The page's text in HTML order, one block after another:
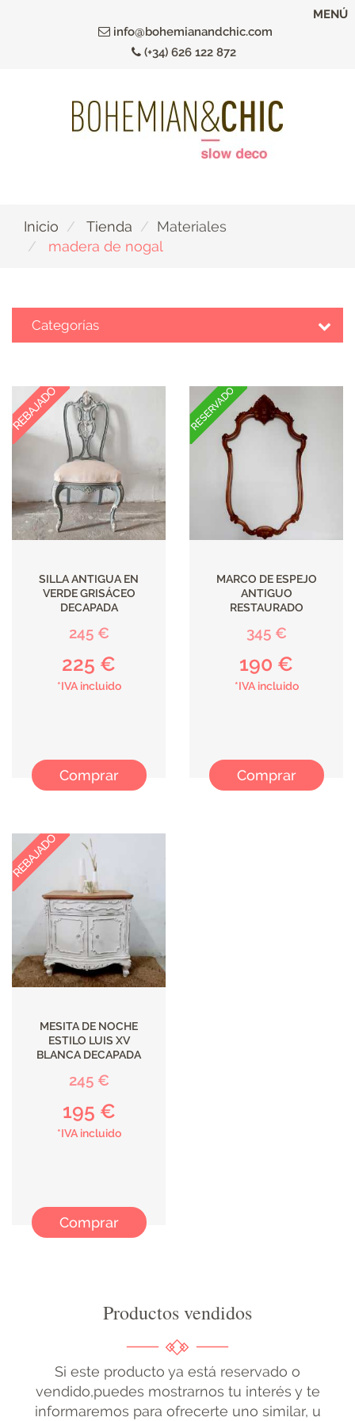
info@bohemianandchic.com
(+34) 626 122 872
MENÚ
Inicio Tienda
Materiales
madera de nogal
Categorías
DECORACIÓN
TEXTIL
DECOBODAS
MUEBLE
MUEBLE
SILLA ANTIGUA EN
VERDE GRISÁCEO
DECAPADA
245 €
225 €
*IVA incluido
Comprar
MARCO DE ESPEJO
ANTIGUO
RESTAURADO
345 €
190 €
*IVA incluido
Comprar
MESITA DE NOCHE
ESTILO LUIS XV
BLANCA DECAPADA
245 €
195 €
*IVA incluido
Comprar
Productos vendidos
Si este producto ya está reservado o
vendido,puedes mostrarnos tu interés y te
informaremos para ofrecerte uno similar, u